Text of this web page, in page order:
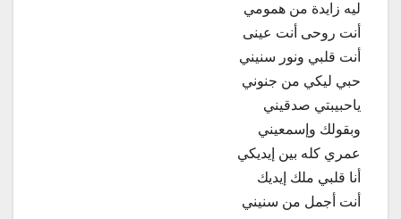
ليه زايدة من همومي
أنت روحى أنت عينى
أنت قلبي ونور سنيني
حبي ليكي من جنوني
ياحبيبتي صدقيني
وبقولك وإسمعيني
عمري كله بين إيديكي
أنا قلبي ملك إيديك
أنت أجمل من سنيني